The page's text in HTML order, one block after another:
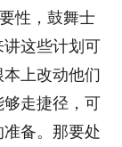
性，鼓舞士
这些计划可
上改动他们
走捷径，可
备。那要处